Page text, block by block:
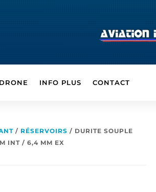
DRONE INFO PLUS CONTACT
/ RÉSERVOIRS / DURITE SOUPLE
INT / 6,4 MM EX